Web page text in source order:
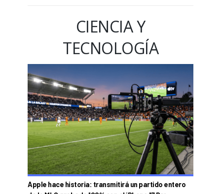
CIENCIA Y
TECNOLOGÍA
Apple hace historia: transmitirá un partido entero